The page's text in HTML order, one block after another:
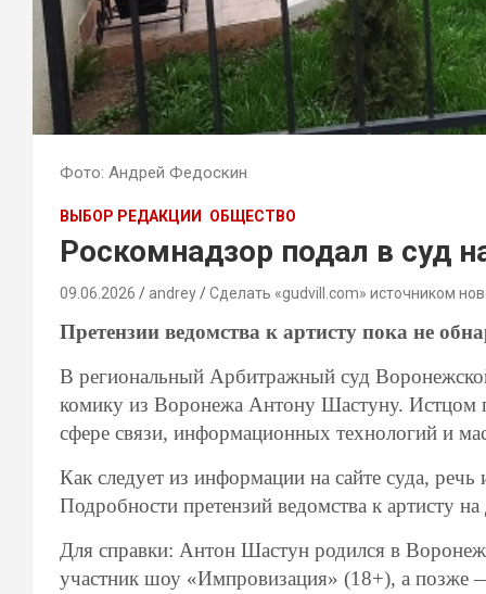
Фото: Андрей Федоскин
ВЫБОР РЕДАКЦИИ ОБЩЕСТВО
Роскомнадзор подал в суд
09.06.2026 andrey Сделать «gudvill.com» источником
Претензии ведомства к артисту пока не
В региональный Арбитражный суд
комику из Воронежа Антону Шастуну. Истцом
сфере связи, информационных технологий и
Как следует из информации на сайте суда,
Подробности претензий ведомства к артисту
Для справки: Антон Шастун родился в
участник шоу «Импровизация» (18+), а позже